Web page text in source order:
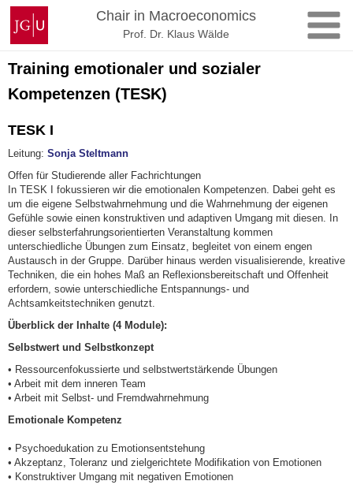
Skip
content
Johannes
Gutenberg
University
Mainz
Chair in Macroeconomics
Prof. Dr. Klaus Wälde
Training emotionaler und sozialer
Kompetenzen (TESK)
TESK I
Leitung: Sonja Steltmann
Offen für Studierende aller Fachrichtungen
In TESK I fokussieren wir die emotionalen Kompetenzen. Dabei geht es
um die eigene Selbstwahrnehmung und die Wahrnehmung der eigenen
Gefühle sowie einen konstruktiven und adaptiven Umgang mit diesen. In
dieser selbsterfahrungsorientierten Veranstaltung kommen
unterschiedliche Übungen zum Einsatz, begleitet von einem engen
Austausch in der Gruppe. Darüber hinaus werden visualisierende, kreative
Techniken, die ein hohes Maß an Reflexionsbereitschaft und Offenheit
erfordern, sowie unterschiedliche Entspannungs- und
Achtsamkeitstechniken genutzt.
Überblick der Inhalte (4 Module):
Selbstwert und Selbstkonzept
• Ressourcenfokussierte und selbstwertstärkende Übungen
• Arbeit mit dem inneren Team
• Arbeit mit Selbst- und Fremdwahrnehmung
Emotionale Kompetenz
• Psychoedukation zu Emotionsentstehung
• Akzeptanz, Toleranz und zielgerichtete Modifikation von Emotionen
• Konstruktiver Umgang mit negativen Emotionen